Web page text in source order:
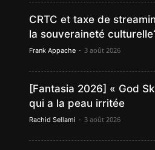
CRTC et taxe de
la souveraineté
Frank Appache - 3 août 2026
[Fantasia 2026] « God
qui a la peau irritée
Rachid Sellami - 3 août 2026